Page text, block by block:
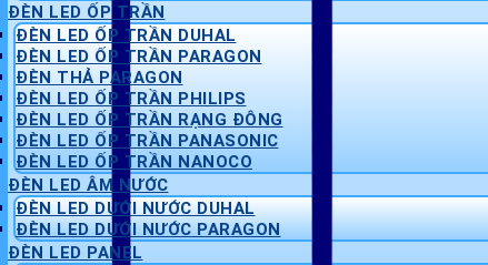
ĐÈN LED ỐP TRẦN
ĐÈN LED ỐP TRẦN DUHAL
ĐÈN LED ỐP TRẦN PARAGON
ĐÈN THẢ PARAGON
ĐÈN LED ỐP TRẦN PHILIPS
ĐÈN LED ỐP TRẦN RẠNG ĐÔNG
ĐÈN LED ỐP TRẦN PANASONIC
ĐÈN LED ỐP TRẦN NANOCO
ĐÈN LED ÂM NƯỚC
ĐÈN LED DƯỚI NƯỚC DUHAL
ĐÈN LED DƯỚI NƯỚC PARAGON
ĐÈN LED PANEL